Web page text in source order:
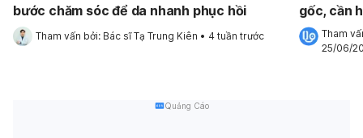
bước chăm sóc để da nhanh phục hồi
Tham vấn bởi: Bác sĩ Tạ Trung Kiên • 4 tuần trước
gốc, cần
bảo vệ da
Tham
25/06/
Quảng Cáo